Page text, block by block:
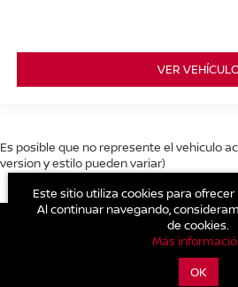
VER
Es posible que no represente el vehiculo
version y estilo pueden variar)
México2830
Este sitio utiliza cookies para
Al continuar navegando,
de cookies.
Más
OK